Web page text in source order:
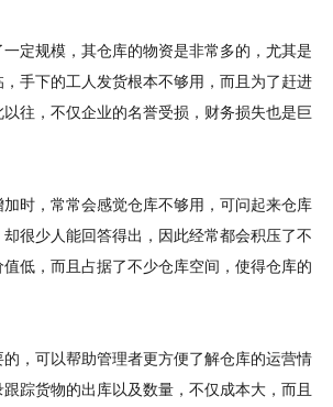
定规模，其仓库的物资是非常多的，尤其是
手下的工人发货根本不够用，而且为了赶进
往，不仅企业的名誉受损，财务损失也是巨
时，常常会感觉仓库不够用，可问起来仓库
很少人能回答得出，因此经常都会积压了不
低，而且占据了不少仓库空间，使得仓库的
，可以帮助管理者更方便了解仓库的运营情
踪货物的出库以及数量，不仅成本大，而且